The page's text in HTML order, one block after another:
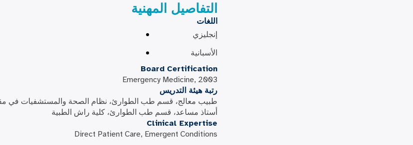
التفاصيل المهنية
اللغات
إنجليزي
الأسبانية
Board Certification
Emergency Medicine, 2003
رتبة هيئة التدريس
طبيب معالج، قسم طب الطوارئ، نظام الصحة والمستشفيات في
أستاذ مساعد، قسم طب الطوارئ، كلية راش الطبية
Clinical Expertise
Direct Patient Care, Emergent Conditions